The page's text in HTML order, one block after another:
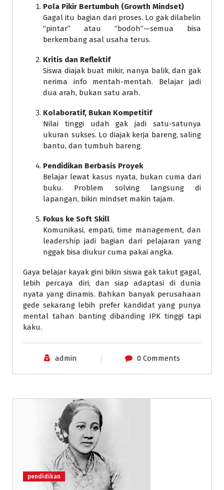
Pola Pikir Bertumbuh (Growth Mindset)
Gagal itu bagian dari proses. Lo gak dilabelin
“pintar” atau “bodoh”—semua bisa
berkembang asal usaha terus.
Kritis dan Reflektif
Siswa diajak buat mikir, nanya balik, dan gak
nerima info mentah-mentah. Belajar jadi
dua arah, bukan satu arah.
Kolaboratif, Bukan Kompetitif
Nilai tinggi udah gak jadi satu-satunya
ukuran sukses. Lo diajak kerja bareng, saling
bantu, dan tumbuh bareng.
Pendidikan Berbasis Proyek
Belajar lewat kasus nyata, bukan cuma dari
buku. Problem solving langsung di
lapangan, bikin mindset makin tajam.
Fokus ke Soft Skill
Komunikasi, empati, time management, dan
leadership jadi bagian dari pelajaran yang
nggak bisa diukur cuma pakai angka.
Gaya belajar kayak gini bikin siswa gak takut gagal,
lebih percaya diri, dan siap adaptasi di dunia
nyata yang dinamis. Bahkan banyak perusahaan
gede sekarang lebih prefer kandidat yang punya
mental tahan banting dibanding IPK tinggi tapi
kaku.
admin 0 Comments
pendidikan